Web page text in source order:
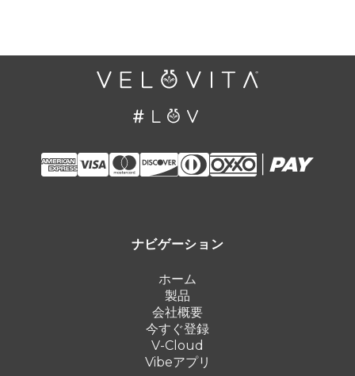
ナビゲーション
ホーム
製品
会社概要
今すぐ登録
V-Cloud
Vibeアプリ